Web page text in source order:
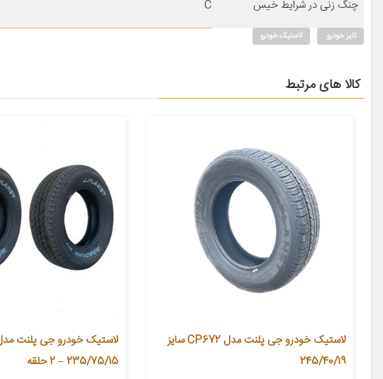
چنگ زنی در شرایط خیس C
تایر خودرو لاستیک خودرو
کالا های مرتبط
لاستیک خودرو جی پلنت مدل CP672 سایز
245/40/19
235/75/15 – 2 حلقه